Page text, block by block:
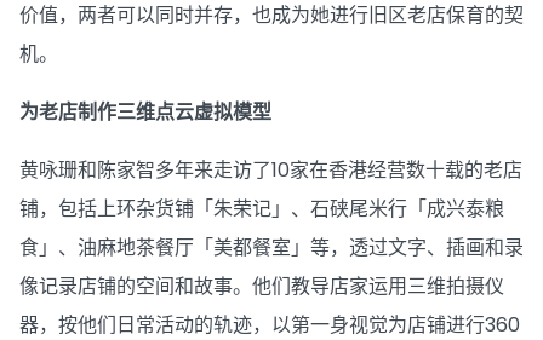
价值，两者可以同时并存，也成为她进行旧区老店保育的契
机。
为老店制作三维点云虚拟模型
黄咏珊和陈家智多年来走访了10家在香港经营数十载的老店
铺，包括上环杂货铺「朱荣记」、石硖尾米行「成兴泰粮
食」、油麻地茶餐厅「美都餐室」等，透过文字、插画和录
像记录店铺的空间和故事。他们教导店家运用三维拍摄仪
器，按他们日常活动的轨迹，以第一身视觉为店铺进行360